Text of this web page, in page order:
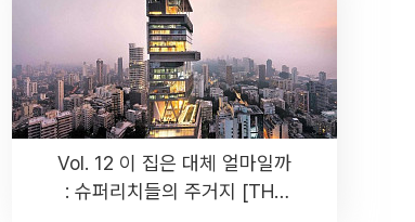
Vol. 12 이 집은 대체 얼마일까
: 슈퍼리치들의 주거지 [THE